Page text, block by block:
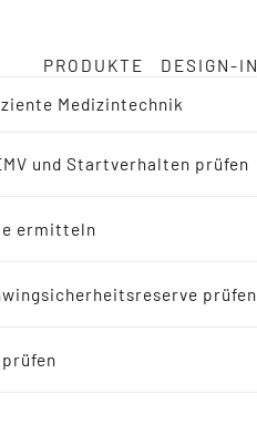
PRODUKTE DESIGN-IN
Medizintechnik
und Startverhalten prüfen
ermitteln
prüfen